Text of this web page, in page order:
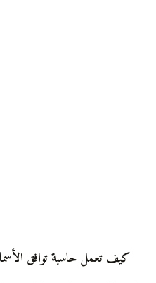
كيف تعمل حاسبة توافق